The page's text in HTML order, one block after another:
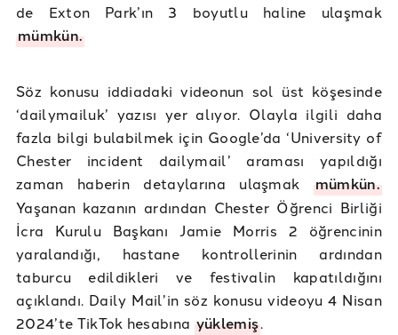
de Exton Park’ın 3 boyutlu haline ulaşmak
mümkün.
Söz konusu iddiadaki videonun sol üst köşesinde
‘dailymailuk’ yazısı yer alıyor. Olayla ilgili daha
fazla bilgi bulabilmek için Google’da ‘University of
Chester incident dailymail’ araması yapıldığı
zaman haberin detaylarına ulaşmak mümkün.
Yaşanan kazanın ardından Chester Öğrenci Birliği
İcra Kurulu Başkanı Jamie Morris 2 öğrencinin
yaralandığı, hastane kontrollerinin ardından
taburcu edildikleri ve festivalin kapatıldığını
açıklandı. Daily Mail’in söz konusu videoyu 4 Nisan
2024’te TikTok hesabına yüklemiş.